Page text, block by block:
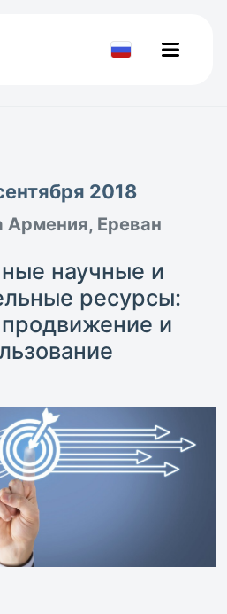
2018
Армения, Ереван
научные и
ресурсы:
и